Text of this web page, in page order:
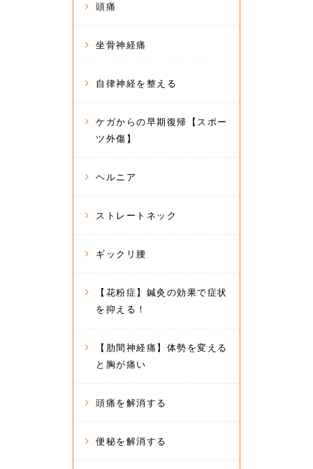
頭痛
坐骨神経痛
自律神経を整える
ケガからの早期復帰【スポー
ツ外傷】
ヘルニア
ストレートネック
ギックリ腰
【花粉症】鍼灸の効果で症状
を抑える！
【肋間神経痛】体勢を変える
と胸が痛い
頭痛を解消する
便秘を解消する